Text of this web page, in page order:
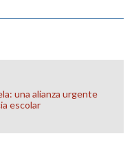
una alianza urgente
escolar